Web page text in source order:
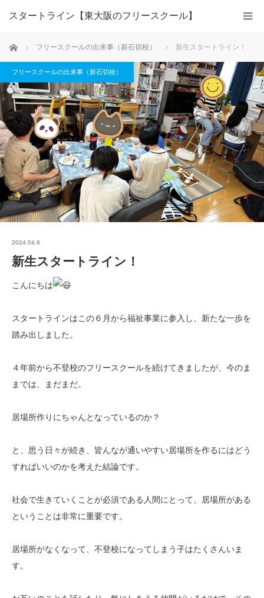
スタートライン【東大阪のフリースクール】
ホーム フリースクールの出来事（新石切校） 新生スタートライン！
フリースクールの出来事（新石切校）
2024.04.8
新生スタートライン！
こんにちは
スタートラインはこの６月から福祉事業に参入し、新たな一歩を
踏み出しました。
４年前から不登校のフリースクールを続けてきましたが、今のま
までは、まだまだ。
居場所作りにちゃんとなっているのか？
と、思う日々が続き、皆んなが通いやすい居場所を作るにはどう
すればいいのかを考えた結論です。
社会で生きていくことが必須である人間にとって、居場所がある
ということは非常に重要です。
居場所がなくなって、不登校になってしまう子はたくさんいま
す。